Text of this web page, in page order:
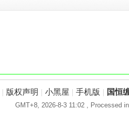
| 版权声明 | 小黑屋 | 手机版 | 国恒
GMT+8, 2026-8-3 11:02 , Processed